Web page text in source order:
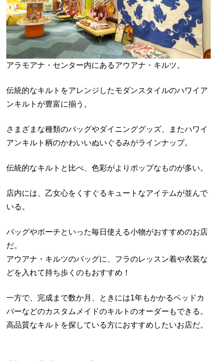
アラモアナ・センター内にあるアウアナ・キルツ。
伝統的なキルトをアレンジしたモダンスタイルのハワイア
ンキルトが豊富に揃う。
さまざまな種類のバッグやダイニンググッズ、またハワイ
アンキルト柄のかわいいぬいぐるみがラインナップ。
伝統的なキルトと比べ、色彩がよりポップなものが多い。
店内には、乙女心をくすぐるキュートなアイテムが並んで
いる。
バッグやポーチといった毎日使える小物がおすすめのお店
だ。
アウアナ・キルツのバッグに、フラのレッスン着や衣装な
どを入れて持ち歩くのもおすすめ！
一方で、完成まで数か月、ときには1年もかかるベッドカ
バーなどのカスタムメイドのキルトのオーダーもできる。
高品質なキルトを探している方におすすめしたいお店だ。